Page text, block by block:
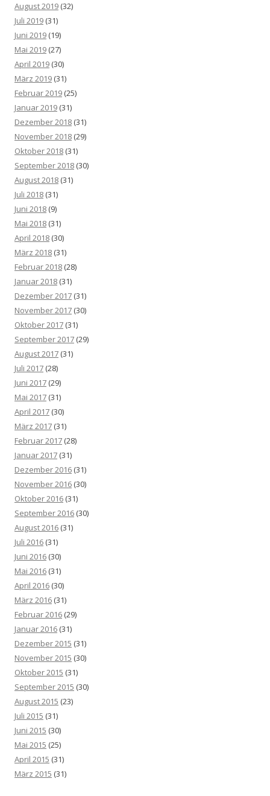
August 2019 (32)
Juli 2019 (31)
Juni 2019 (19)
Mai 2019 (27)
April 2019 (30)
März 2019 (31)
Februar 2019 (25)
Januar 2019 (31)
Dezember 2018 (31)
November 2018 (29)
Oktober 2018 (31)
September 2018 (30)
August 2018 (31)
Juli 2018 (31)
Juni 2018 (9)
Mai 2018 (31)
April 2018 (30)
März 2018 (31)
Februar 2018 (28)
Januar 2018 (31)
Dezember 2017 (31)
November 2017 (30)
Oktober 2017 (31)
September 2017 (29)
August 2017 (31)
Juli 2017 (28)
Juni 2017 (29)
Mai 2017 (31)
April 2017 (30)
März 2017 (31)
Februar 2017 (28)
Januar 2017 (31)
Dezember 2016 (31)
November 2016 (30)
Oktober 2016 (31)
September 2016 (30)
August 2016 (31)
Juli 2016 (31)
Juni 2016 (30)
Mai 2016 (31)
April 2016 (30)
März 2016 (31)
Februar 2016 (29)
Januar 2016 (31)
Dezember 2015 (31)
November 2015 (30)
Oktober 2015 (31)
September 2015 (30)
August 2015 (23)
Juli 2015 (31)
Juni 2015 (30)
Mai 2015 (25)
April 2015 (31)
März 2015 (31)